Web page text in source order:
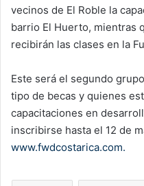
vecinos de El Roble la
barrio El Huerto, mientras
recibirán las clases en la
Este será el segundo
tipo de becas y quienes
capacitaciones en
inscribirse hasta el 12 de
www.fwdcostarica.com.